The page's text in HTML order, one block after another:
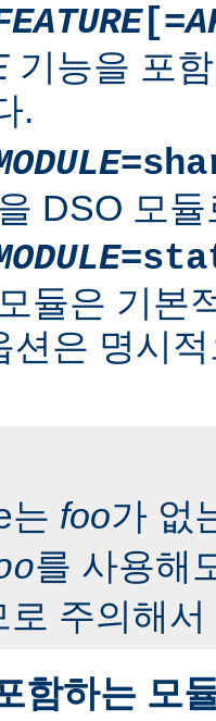
[=
기능을 포
.
DSO 모
듈은 기본
션은 명시
는 foo가 없
를 사용해
로 주의해
함하는 모